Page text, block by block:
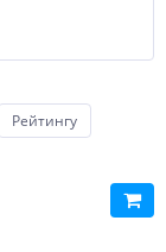
Рейтингу